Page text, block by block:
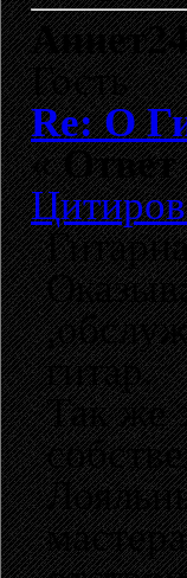
Гость
Re: О
«Ответ
гитар.
Так же